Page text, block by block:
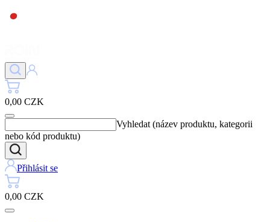
0,00 CZK
Vyhledat (název produktu, kategorii
nebo kód produktu)
Přihlásit se
0,00 CZK